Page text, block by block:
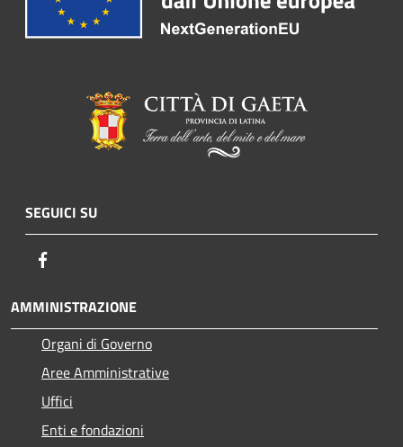
SEGUICI SU
AMMINISTRAZIONE
Organi di Governo
Aree Amministrative
Uffici
Enti e fondazioni